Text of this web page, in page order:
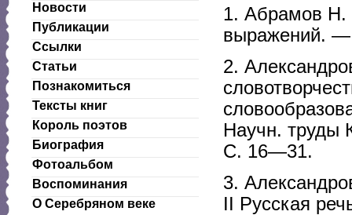
Новости
Публикации
Ссылки
Статьи
Познакомиться
Тексты книг
Король поэтов
Биография
Фотоальбом
Воспоминания
О Серебряном веке
1. Абрамов Н.
выражений. —
2.
Научн.
С. 16—31.
3.
II Русская